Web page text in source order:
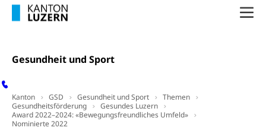
Gesundheit und Sport
Kanton GSD Gesundheit und Sport
Themen
Gesundheitsförderung
Gesundes Luzern
Award 2022–2024: «Bewegungsfreundliches Umfeld»
Nominierte 2022
Waffenerwerbsschein, Waffenschein, Waffenbüro,
Waffentragen, Selbstverteidigung
Militärdienst
Erwerbsausfallentschädigung (WAS Luzern)
Schutzdienstpflicht, Schutzraum,
Schutzraumbaupflicht